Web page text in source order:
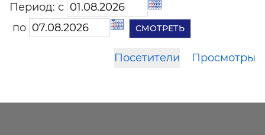
Период: с
по
Посетители Просмотры